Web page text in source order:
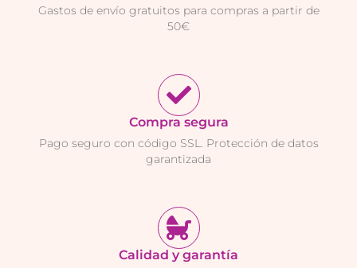
Gastos de envío gratuitos para compras a partir de
50€
Compra segura
Pago seguro con código SSL. Protección de datos
garantizada
Calidad y garantía